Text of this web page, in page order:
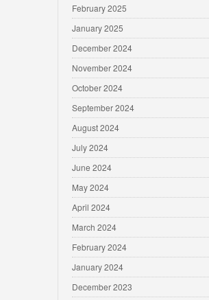
February 2025
January 2025
December 2024
November 2024
October 2024
September 2024
August 2024
July 2024
June 2024
May 2024
April 2024
March 2024
February 2024
January 2024
December 2023